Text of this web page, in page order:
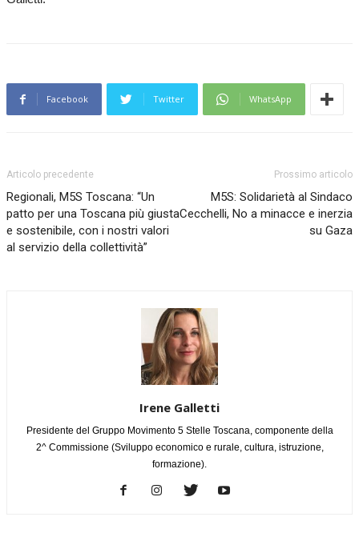
Facebook Twitter WhatsApp
Articolo precedente
Regionali, M5S Toscana: “Un
patto per una Toscana più giusta
e sostenibile, con i nostri valori
al servizio della collettività”
Prossimo articolo
M5S: Solidarietà al Sindaco
Cecchelli, No a minacce e inerzia
su Gaza
Irene Galletti
Presidente del Gruppo Movimento 5 Stelle Toscana, componente della
2^ Commissione (Sviluppo economico e rurale, cultura, istruzione,
formazione).